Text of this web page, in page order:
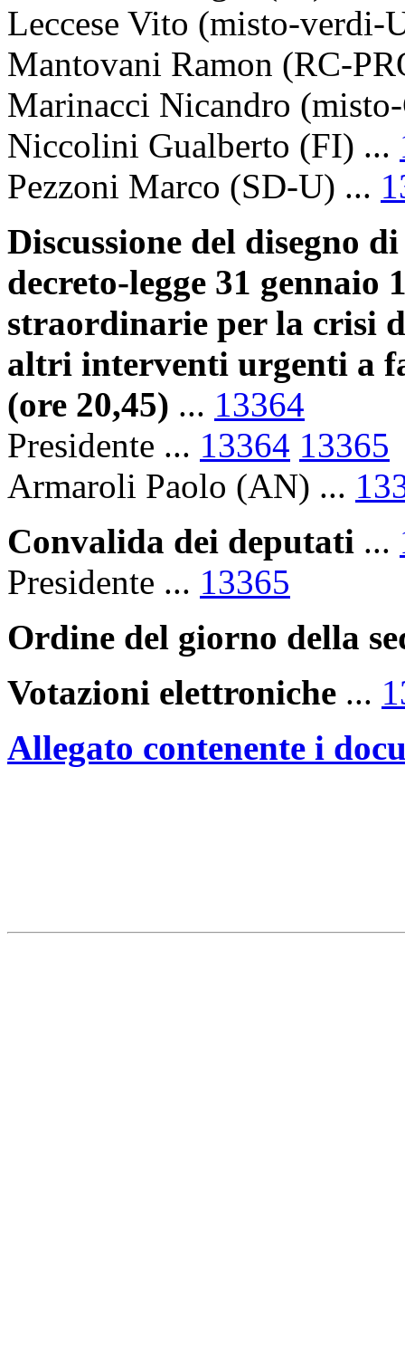
Leccese Vito (misto-verdi-
Mantovani Ramon (RC-
Marinacci Nicandro
Niccolini Gualberto (FI) ...
Pezzoni Marco (SD-U) ...
Discussione del disegno
decreto-legge 31 gennaio
straordinarie per la crisi
altri interventi urgenti a
(ore 20,45) ... 13364
Presidente ... 13364 13365
Armaroli Paolo (AN) ...
Convalida dei deputati ...
Presidente ... 13365
Ordine del giorno della
Votazioni elettroniche ...
Allegato contenente i